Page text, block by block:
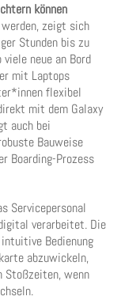
können
zeigt sich
Stunden bis zu
neue an Bord
mit Laptops
flexibel
mit dem Galaxy
auch bei
Bauweise
Boarding-Prozess
Servicepersonal
verarbeitet. Die
intuitive Bedienung
abzuwickeln,
Stoßzeiten, wenn